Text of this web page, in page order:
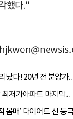
했다."